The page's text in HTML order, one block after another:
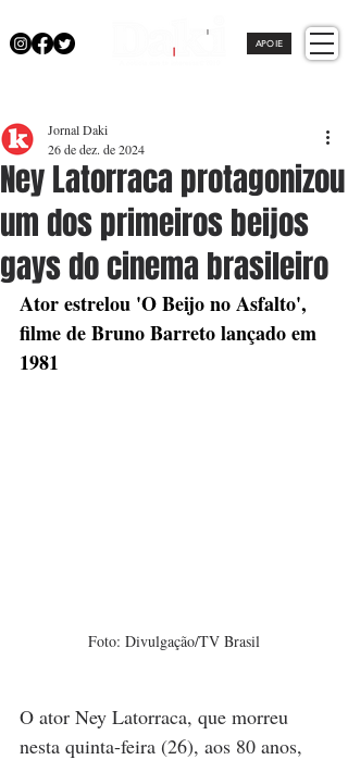
APOIE
Ney Latorraca protagonizou
um dos primeiros beijos
gays do cinema brasileiro
Jornal Daki
26 de dez. de 2024
Ator estrelou 'O Beijo no Asfalto',
filme de Bruno Barreto lançado em
1981
Foto: Divulgação/TV Brasil
O ator Ney Latorraca, que morreu
nesta quinta-feira (26), aos 80 anos,